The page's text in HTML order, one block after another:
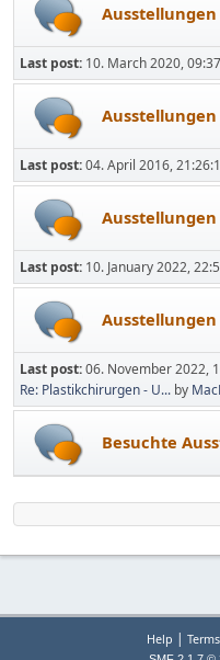
Ausstellungen
Last post: 10. March 2020,
Ausstellungen
Last post:04. April 2016,
Ausstellungen
Last post: 10. January 2022,
Ausstellungen
Last post:06. November 2022,
Re: Plastikchirurgen - U... by
Besuchte
Help |